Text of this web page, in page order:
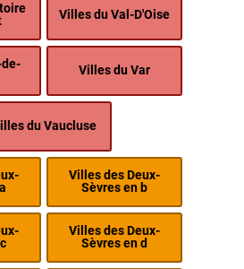
Villes du Val-D'Oise
Villes du Var
du Vaucluse
Villes des Deux-
Sèvres en b
Villes des Deux-
Sèvres en d